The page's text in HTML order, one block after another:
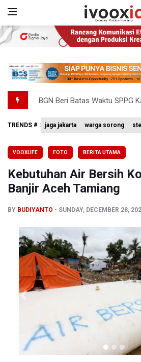
BGN Beri Batas Waktu SPPG
Febrie Adriansyah Dicecar
Anggota DPR Desak Polisi
Amnesty International Kecam
TRENDS # : jaga jakarta warga sorong
VOOXLIFE FOTO BERITA UTAMA
Kebutuhan Air Bersih
Banjir Aceh Tamiang
BY BUDIYANTO SUNDAY, DECEMBER 28,